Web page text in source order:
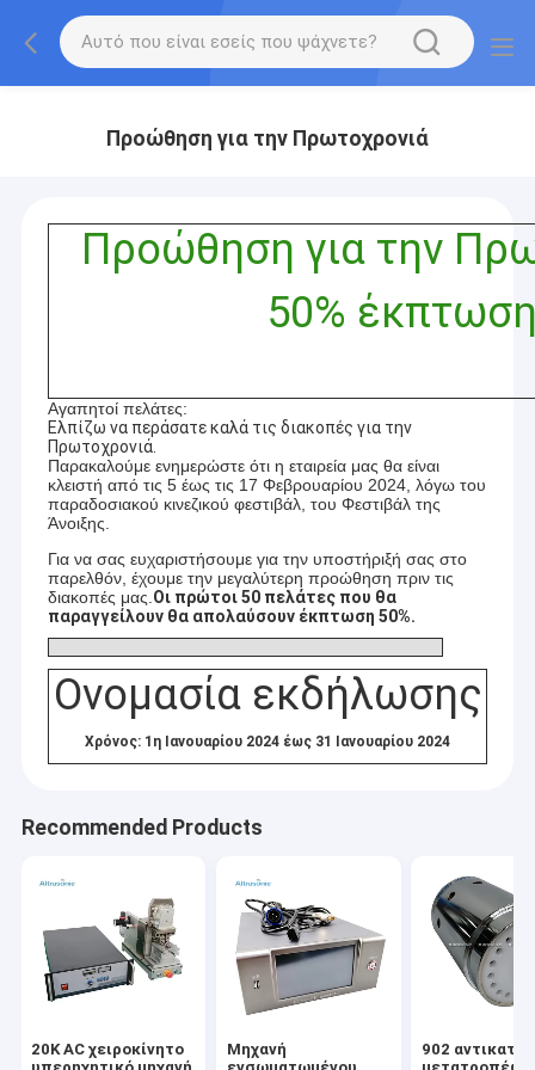
Προώθηση για την Πρωτοχρονιά
Προώθηση για την
50%
Αγαπητοί πελάτες:
Ελπίζω να περάσατε καλά τις διακοπές για την
Πρωτοχρονιά.
Παρακαλούμε ενημερώστε ότι η εταιρεία μας θα είναι
κλειστή από τις 5 έως τις 17 Φεβρουαρίου 2024, λόγω του
παραδοσιακού κινεζικού φεστιβάλ, του Φεστιβάλ της
Άνοιξης.
Για να σας ευχαριστήσουμε για την υποστήριξή σας στο
παρελθόν, έχουμε την μεγαλύτερη προώθηση πριν τις
διακοπές μας. Οι πρώτοι 50 πελάτες που θα
παραγγείλουν θα απολαύσουν έκπτωση 50%.
Ονομασία εκδήλωσης
Χρόνος: 1η Ιανουαρίου 2024 έως 31 Ιανουαρίου 2024
Recommended Products
20K AC χειροκίνητο
Μηχανή
902